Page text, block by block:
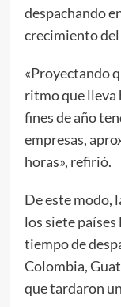
despachando
crecimiento del
«Proyectando
ritmo que lleva
fines de año
empresas,
horas», refirió.
De este modo,
los siete
tiempo de
Colombia,
que tardaron